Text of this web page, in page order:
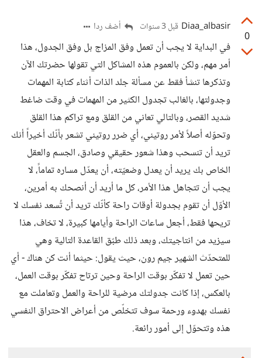
0
Diaa_albasir قبل 3 سنوات أضف ردا
في البداية لا يجب أن تعمل وفق المزاج بل وفق الجدول، هذا
أمر مهم، ولكن بالعموم هذه المشاكل التي تقولها حضرتك الآن
وتذكرها تنشأ فقط عن مسألة جلد الذات أثناء كتابة المهمات
وجدولتها، بالغالب تجدول الكثير من المهمات في وقت ضاغط
شديد القصر، وبالتالي تعاني من القلق ومع تراكم هذا القلق
وتحوّله أصلاً لأمر روتيني، أي ضرر روتيني تشعر بأنّك أخيراً أنك
تريد أن تنسحب وهذا شعور حقيقي وصادق، الجسم والعقل
الخاص بك يريد أن يعدل وضعيّته، أن يعدّل مساره تماماً، لا
يجب أن تتجاهل هذا الأمر، كل ما أريد أن أنصحك به أمرين،
الأوّل أن تقوم بجدولة أوقات راحة كأنّك تريد أن تُسعد نفسك لا
تريحها فقط، أجعل ساعات الراحة وأيامها كبيرة، لا تخاف، هذا
سيزيد من انتاجيتك، وبعد ذلك طبّق القاعدة التالية وهي
للمتحدّث الشهير جيم رون، حيث يقول: حيثما أنت كن هناك - أي
حين تعمل لا تفكّر بوقت الراحة وحين ترتاح تفكّر بوقت العمل،
بالعكس، إذا كانت جدولتك مرضية للراحة والعمل وتعاملت مع
نفسك بهدوء ورحمة سوف تتخلّص من أعراض الاحتراق النفسي
هذه وتتحوّل إلى أمور رائعة.